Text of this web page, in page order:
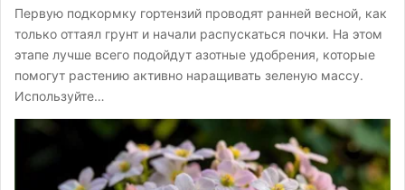
Первую подкормку гортензий проводят ранней весной, как
только оттаял грунт и начали распускаться почки. На этом
этапе лучше всего подойдут азотные удобрения, которые
помогут растению активно наращивать зеленую массу.
Используйте…